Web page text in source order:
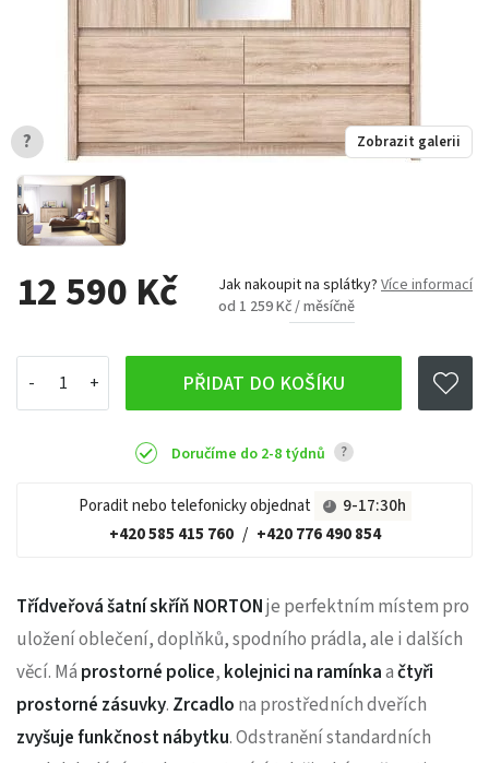
12 590 Kč Jak nakoupit na splátky? Více informací
od 1 259 Kč / měsíčně
PŘIDAT DO KOŠÍKU
Doručíme do 2-8 týdnů ?
Poradit nebo telefonicky objednat
9-17:30h
+420 585 415 760 / +420 776 490 854
Zobrazit galerii
?
Třídveřová šatní skříň NORTONje perfektním místem pro
uložení oblečení, doplňků, spodního prádla, ale i dalších
věcí. Má prostorné police, kolejnici na ramínkaačtyři
prostorné zásuvky. Zrcadlo na prostředních dveřích
zvyšuje funkčnost nábytku. Odstranění standardních